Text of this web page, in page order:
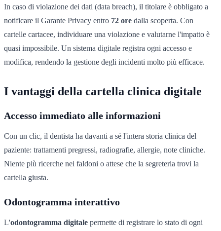
In caso di violazione dei dati (data breach), il titolare è obbligato a
notificare il Garante Privacy entro 72 ore dalla scoperta. Con
cartelle cartacee, individuare una violazione e valutarne l'impatto è
quasi impossibile. Un sistema digitale registra ogni accesso e
modifica, rendendo la gestione degli incidenti molto più efficace.
I vantaggi della cartella clinica digitale
Accesso immediato alle informazioni
Con un clic, il dentista ha davanti a sé l'intera storia clinica del
paziente: trattamenti pregressi, radiografie, allergie, note cliniche.
Niente più ricerche nei faldoni o attese che la segreteria trovi la
cartella giusta.
Odontogramma interattivo
L'odontogramma digitale permette di registrare lo stato di ogni